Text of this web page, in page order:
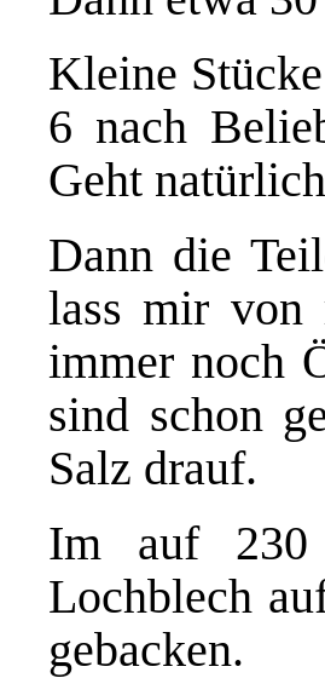
Kleine
6 nach
Geht
Dann die
lass mir von
immer noch
sind schon
Salz drauf.
Im auf 230
Lochblech
gebacken.